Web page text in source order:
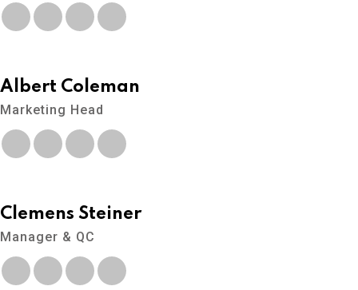
Albert Coleman
Marketing Head
Clemens Steiner
Manager & QC